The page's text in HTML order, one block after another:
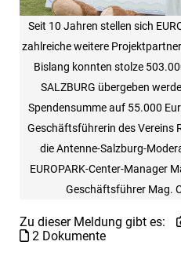
Seit 10 Jahren stellen sich
zahlreiche weitere
Bislang konnten stolze
SALZBURG übergeben
Spendensumme auf 55.000
Geschäftsführerin des Vereins
die Antenne-Salzburg-
EUROPARK-Center-Manager
Geschäftsführer Mag.
Zu dieser Meldung gibt es:
2 Dokumente